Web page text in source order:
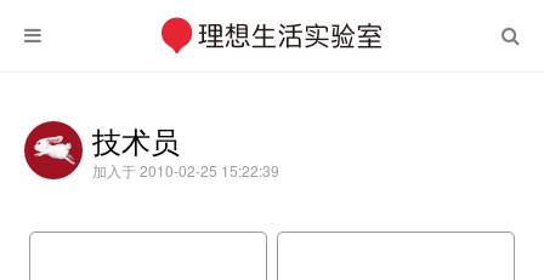
技术员
加入于 2010-02-25 15:22:39